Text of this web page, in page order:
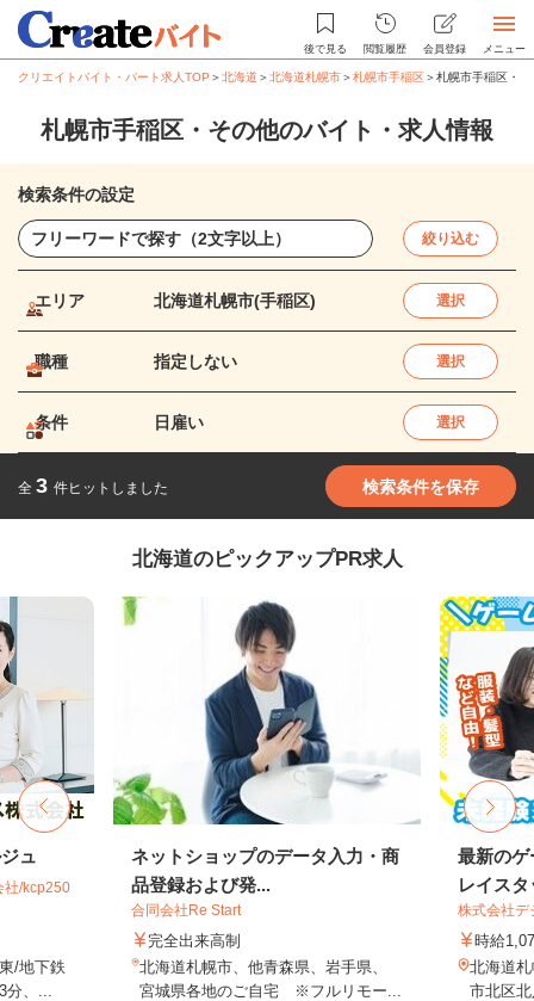
後で見る 閲覧履歴 会員登録 メニュー
クリエイトバイト・パート求人TOP ＞北海道 ＞北海道札幌市＞札幌市手稲区＞札幌市手稲区・
札幌市手稲区・その他のバイト・求人情報
検索条件の設定
絞り込む
エリア 北海道札幌市(手稲区) 選択
職種 指定しない 選択
条件 日雇い 選択
全 3 件ヒットしました 検索条件を保存
北海道のピックアップPR求人
ュ
社/kcp250
/地下鉄
、...
ネットショップのデータ入力・商
品登録および発...
合同会社Re Start
完全出来高制
北海道札幌市、他青森県、岩手県、
宮城県各地のご自宅 ※フルリモー...
最新のゲ
レイスタ
株式会社
時給
北海道
市北区